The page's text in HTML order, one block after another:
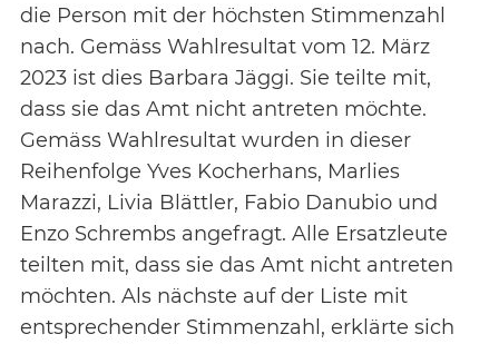
die Person mit der höchsten Stimmenzahl
nach. Gemäss Wahlresultat vom 12. März
2023 ist dies Barbara Jäggi. Sie teilte mit,
dass sie das Amt nicht antreten möchte.
Gemäss Wahlresultat wurden in dieser
Reihenfolge Yves Kocherhans, Marlies
Marazzi, Livia Blättler, Fabio Danubio und
Enzo Schrembs angefragt. Alle Ersatzleute
teilten mit, dass sie das Amt nicht antreten
möchten. Als nächste auf der Liste mit
entsprechender Stimmenzahl, erklärte sich